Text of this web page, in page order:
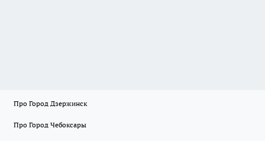
Про Город Дзержинск
Про Город Чебоксары